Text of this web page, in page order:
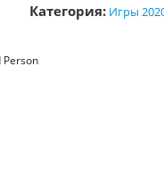
Категория: Игры
Person